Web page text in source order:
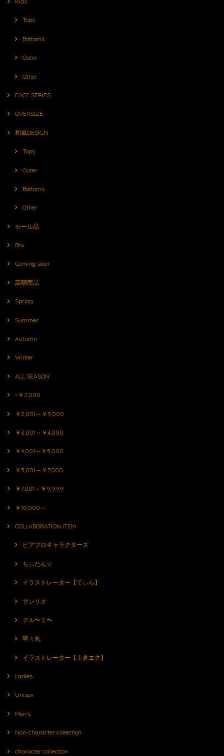
Tops
Bottoms
Outer
Other
FACE SERIES
OVERSIZE
和風DESIGN
Tops
Outer
Bottoms
Other
セール品
Box
Coming soon
高額商品
Spring
Summer
Autumn
Winter
ALL SEASON
~￥2,000
￥2,001～￥3,000
￥3,001～￥4,000
￥4,001～￥5,000
￥5,001～￥7,000
￥7,001～￥9,999
￥10,000～
COLLABORATION ITEM
ピアプロキャラクターズ
ちぃたん☆
イラストレーター【てぃら】
サンリオ
グル〜ミ〜
寧々丸
イラストレーター【上倉エク】
Ladies
Unisex
Men's
Non-character collection
character collection